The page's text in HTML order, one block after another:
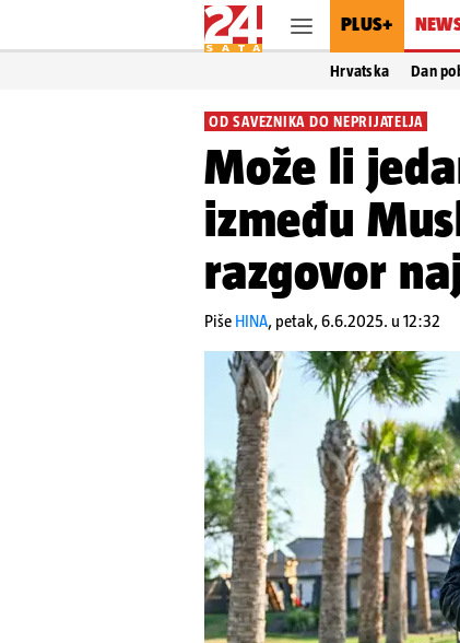
PLUS+
Hrvatska Dan
OD SAVEZNIKA DO NEPRIJATELJA
Može li
između
razgovor
Piše HINA, petak, 6.6.2025. u 12:32